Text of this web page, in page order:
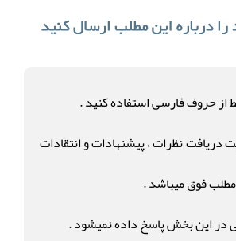
از حروف فارسی استفاده کنید .
دریافت نظرات ، پیشنهادات و انتقادات
فوق میباشد .
در این بخش پاسخ داده نمیشود .